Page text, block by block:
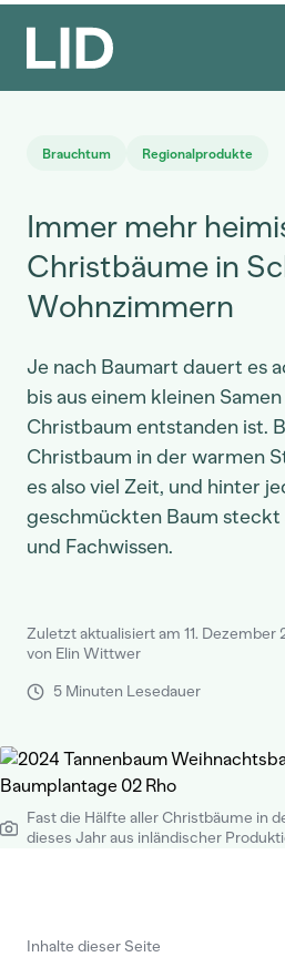
Brauchtum Regionalprodukte
Immer mehr
Christbäume in
Wohnzimmern
Je nach Baumart dauert es
bis aus einem kleinen
Christbaum entstanden ist.
Christbaum in der warmen
es also viel Zeit, und hinter
geschmückten Baum
und Fachwissen.
Zuletzt aktualisiert am 11. Dezember
von Elin Wittwer
5 Minuten Lesedauer
Fast die Hälfte aller Christbäume in
dieses Jahr aus inländischer
Inhalte dieser Seite